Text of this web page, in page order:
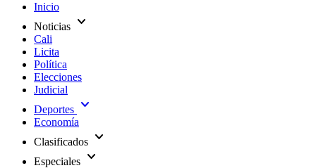
Inicio
Noticias expand_more
Cali
Licita
Política
Elecciones
Judicial
Deportes expand_more
Economía
Clasificados expand_more
Especiales expand_more